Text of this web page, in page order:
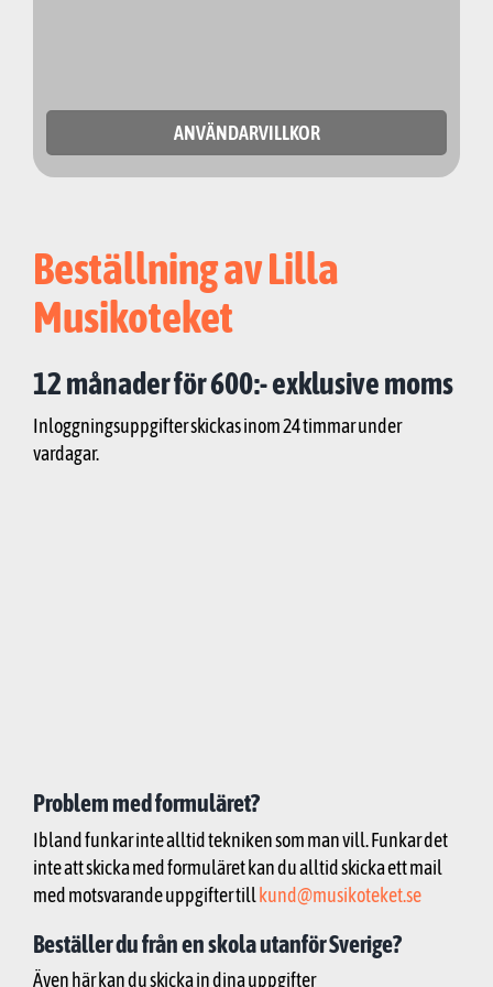
ANVÄNDARVILLKOR
Beställning av Lilla
Musikoteket
12 månader för 600:- exklusive moms
Inloggningsuppgifter skickas inom 24 timmar under
vardagar.
Problem med formuläret?
Ibland funkar inte alltid tekniken som man vill. Funkar det
inte att skicka med formuläret kan du alltid skicka ett mail
med motsvarande uppgifter tillkund@musikoteket.se
Beställer du från en skola utanför Sverige?
Även här kan du skicka in dina uppgifter